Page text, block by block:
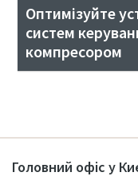
Оптимізуйте
систем
компресором
Головний офіс у